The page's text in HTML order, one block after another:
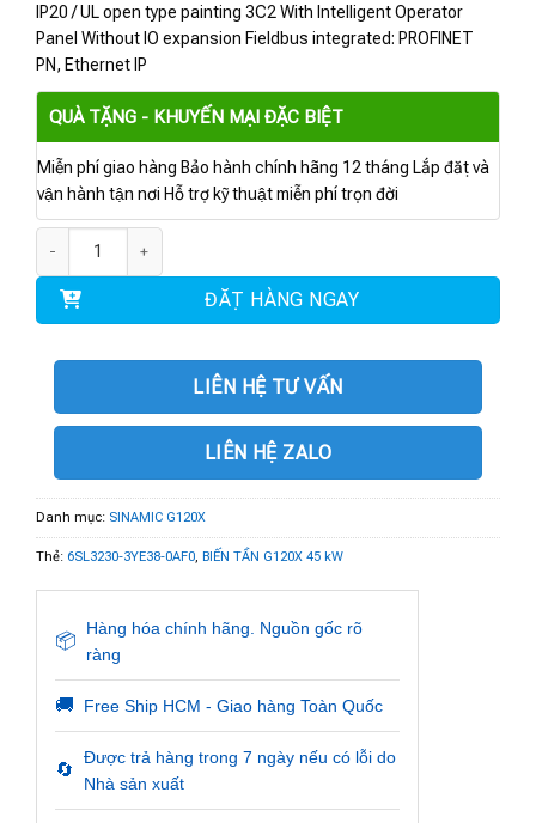
IP20 / UL open type painting 3C2 With Intelligent Operator
Panel Without IO expansion Fieldbus integrated: PROFINET
PN, Ethernet IP
QUÀ TẶNG - KHUYẾN MẠI ĐẶC BIỆT
Miễn phí giao hàng Bảo hành chính hãng 12 tháng Lắp đặt và
vận hành tận nơi Hỗ trợ kỹ thuật miễn phí trọn đời
ĐẶT HÀNG NGAY
LIÊN HỆ TƯ VẤN
LIÊN HỆ ZALO
Danh mục: SINAMIC G120X
Thẻ: 6SL3230-3YE38-0AF0, BIẾN TẦN G120X 45 kW
📦
Hàng hóa chính hãng. Nguồn gốc rõ
ràng
🚚 Free Ship HCM - Giao hàng Toàn Quốc
🔄
Được trả hàng trong 7 ngày nếu có lỗi do
Nhà sản xuất